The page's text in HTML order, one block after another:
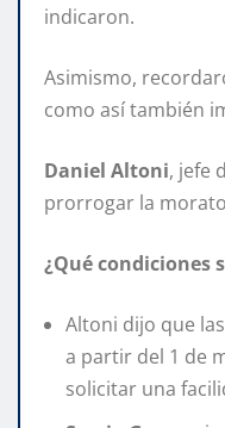
indicaron.
Asimismo,
como así también
Daniel Altoni, jefe
prorrogar la
¿Qué condiciones
Altoni dijo que
a partir del 1 de
solicitar una